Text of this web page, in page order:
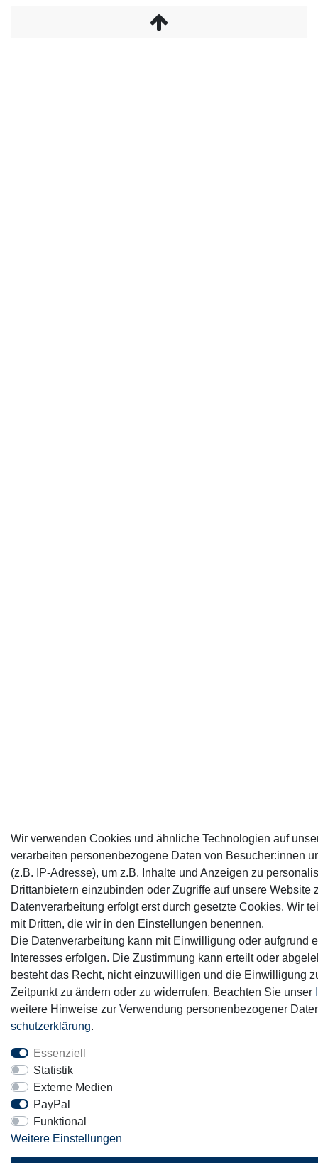
Wir verwenden Cookies und ähnliche Technologien auf
verarbeiten personenbezogene Daten von Besucher:innen
(z.B. IP-Adresse), um z.B. Inhalte und Anzeigen zu
Drittanbietern einzubinden oder Zugriffe auf unsere Website
Datenverarbeitung erfolgt erst durch gesetzte Cookies. Wir
mit Dritten, die wir in den Einstellungen benennen.
Die Datenverarbeitung kann mit Einwilligung oder aufgrund
Interesses erfolgen. Die Zustimmung kann erteilt oder
besteht das Recht, nicht einzuwilligen und die Einwilligung
Zeitpunkt zu ändern oder zu widerrufen. Beachten Sie unser
weitere Hinweise zur Verwendung personenbezogener
schutz­erklärung.
Essenziell
Statistik
Externe Medien
PayPal
Funktional
Weitere Einstellungen